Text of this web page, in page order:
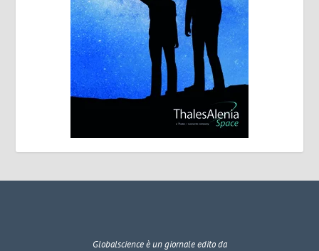
Globalscienceè un giornale edito da